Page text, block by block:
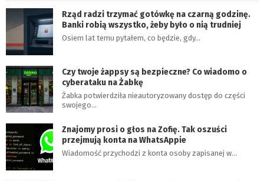
Rząd radzi trzymać gotówkę na czarną godzinę.
Banki robią wszystko, żeby było o nią trudniej
Osiem lat temu pytałem, co będzie, gdy…
Czy twoje żappsy są bezpieczne? Co wiadomo o
cyberataku na Żabkę
Żabka potwierdziła nieautoryzowany dostęp do części
swojego…
Znajomy prosi o głos na Zofię. Tak oszuści
przejmują konta na WhatsAppie
Wiadomość przychodzi z konta osoby zapisanej w…